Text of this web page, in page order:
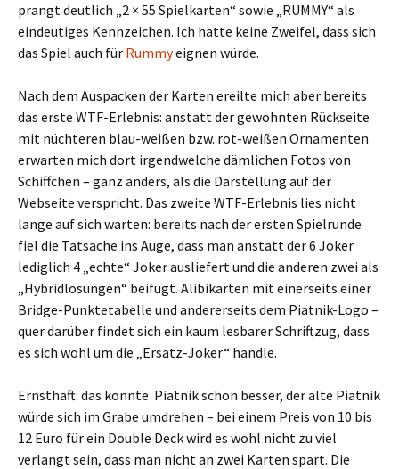
prangt deutlich „2 × 55 Spielkarten“ sowie „RUMMY“ als
eindeutiges Kennzeichen. Ich hatte keine Zweifel, dass sich
das Spiel auch für Rummyeignen würde.
Nach dem Auspacken der Karten ereilte mich aber bereits
das erste WTF-Erlebnis: anstatt der gewohnten Rückseite
mit nüchteren blau-weißen bzw. rot-weißen Ornamenten
erwarten mich dort irgendwelche dämlichen Fotos von
Schiffchen – ganz anders, als die Darstellung auf der
Webseite verspricht. Das zweite WTF-Erlebnis lies nicht
lange auf sich warten: bereits nach der ersten Spielrunde
fiel die Tatsache ins Auge, dass man anstatt der 6 Joker
lediglich 4 „echte“ Joker ausliefert und die anderen zwei als
„Hybridlösungen“ beifügt. Alibikarten mit einerseits einer
Bridge-Punktetabelle und andererseits dem Piatnik-Logo –
quer darüber findet sich ein kaum lesbarer Schriftzug, dass
es sich wohl um die „Ersatz-Joker“ handle.
Ernsthaft: das konnte Piatnik schon besser, der alte Piatnik
würde sich im Grabe umdrehen – bei einem Preis von 10 bis
12 Euro für ein Double Deck wird es wohl nicht zu viel
verlangt sein, dass man nicht an zwei Karten spart. Die